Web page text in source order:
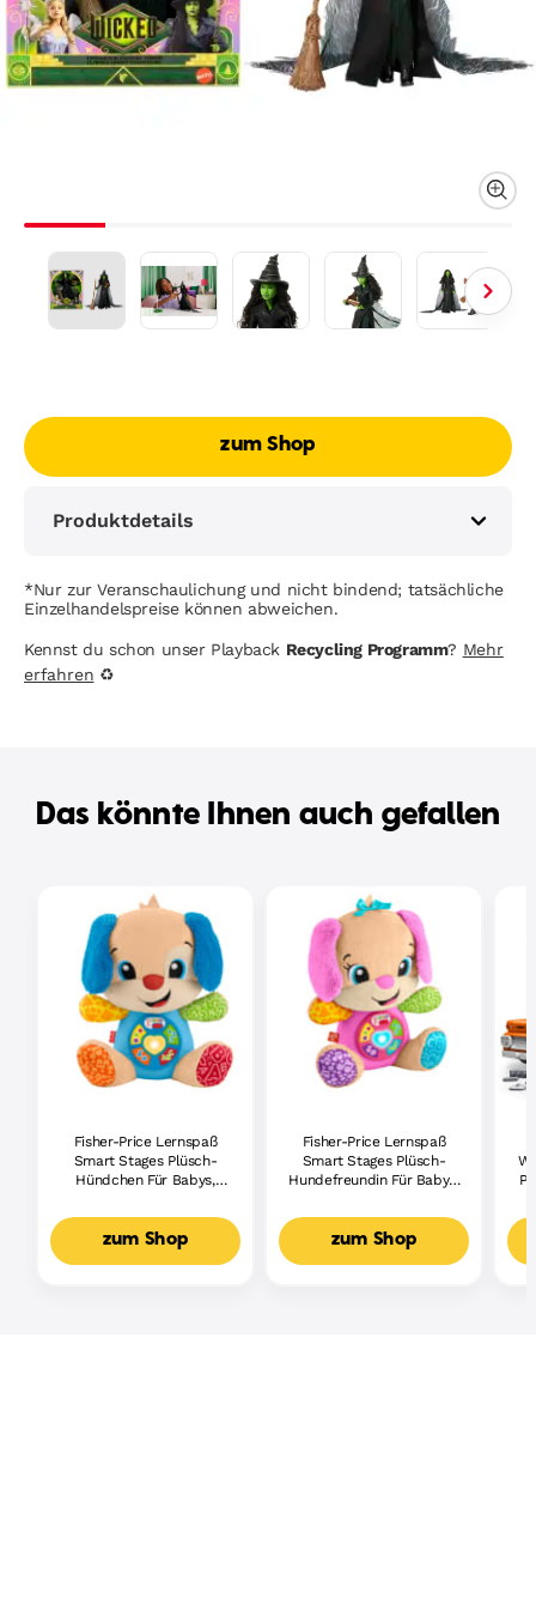
zum Shop
Produktdetails
*Nur zur Veranschaulichung und nicht bindend; tatsächliche
Einzelhandelspreise können abweichen.
Kennst du schon unser Playback Recycling Programm? Mehr
erfahren ♻
Das könnte Ihnen auch gefallen
Fisher-Price Lernspaß
Smart Stages Plüsch-
Hündchen Für Babys,
Lernspielzeug,
Mehrsprachige Version
zum Shop
Fisher-Price Lernspaß
Smart Stages Plüsch-
Hundefreundin Für Babys,
Lernspielzeug,
Mehrsprachige Version
zum Shop